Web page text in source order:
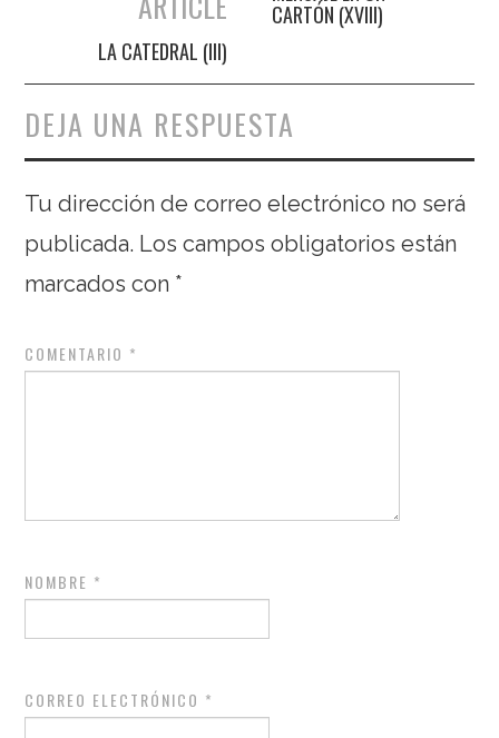
LA CATEDRAL (III)
CARTÓN (XVIII)
DEJA UNA RESPUESTA
Tu dirección de correo electrónico no será
publicada. Los campos obligatorios están
marcados con *
COMENTARIO *
NOMBRE *
CORREO ELECTRÓNICO *